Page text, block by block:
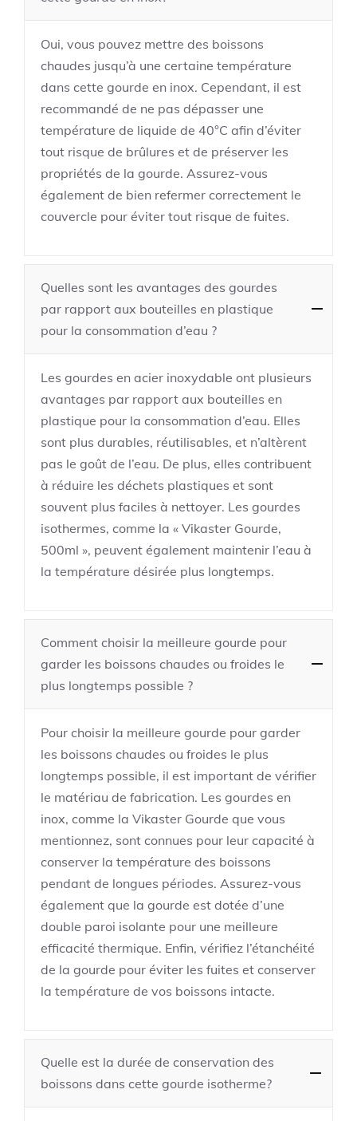
Oui, vous pouvez mettre des boissons
chaudes jusqu’à une certaine température
dans cette gourde en inox. Cependant, il est
recommandé de ne pas dépasser une
température de liquide de 40°C afin d’éviter
tout risque de brûlures et de préserver les
propriétés de la gourde. Assurez-vous
également de bien refermer correctement le
couvercle pour éviter tout risque de fuites.
Quelles sont les avantages des gourdes
par rapport aux bouteilles en plastique
pour la consommation d’eau ?
Les gourdes en acier inoxydable ont plusieurs
avantages par rapport aux bouteilles en
plastique pour la consommation d’eau. Elles
sont plus durables, réutilisables, et n’altèrent
pas le goût de l’eau. De plus, elles contribuent
à réduire les déchets plastiques et sont
souvent plus faciles à nettoyer. Les gourdes
isothermes, comme la « Vikaster Gourde,
500ml », peuvent également maintenir l’eau à
la température désirée plus longtemps.
Comment choisir la meilleure gourde pour
garder les boissons chaudes ou froides le
plus longtemps possible ?
Pour choisir la meilleure gourde pour garder
les boissons chaudes ou froides le plus
longtemps possible, il est important de vérifier
le matériau de fabrication. Les gourdes en
inox, comme la Vikaster Gourde que vous
mentionnez, sont connues pour leur capacité à
conserver la température des boissons
pendant de longues périodes. Assurez-vous
également que la gourde est dotée d’une
double paroi isolante pour une meilleure
efficacité thermique. Enfin, vérifiez l’étanchéité
de la gourde pour éviter les fuites et conserver
la température de vos boissons intacte.
Quelle est la durée de conservation des
boissons dans cette gourde isotherme?